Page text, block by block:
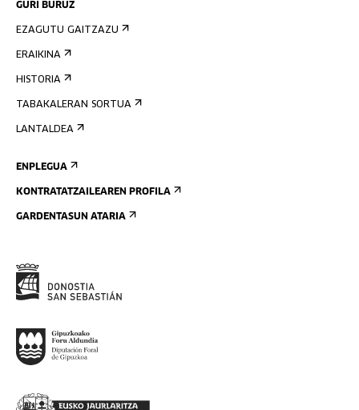
GURI BURUZ
EZAGUTU GAITZAZU
ERAIKINA
HISTORIA
TABAKALERAN SORTUA
LANTALDEA
ENPLEGUA
KONTRATATZAILEAREN PROFILA
GARDENTASUN ATARIA